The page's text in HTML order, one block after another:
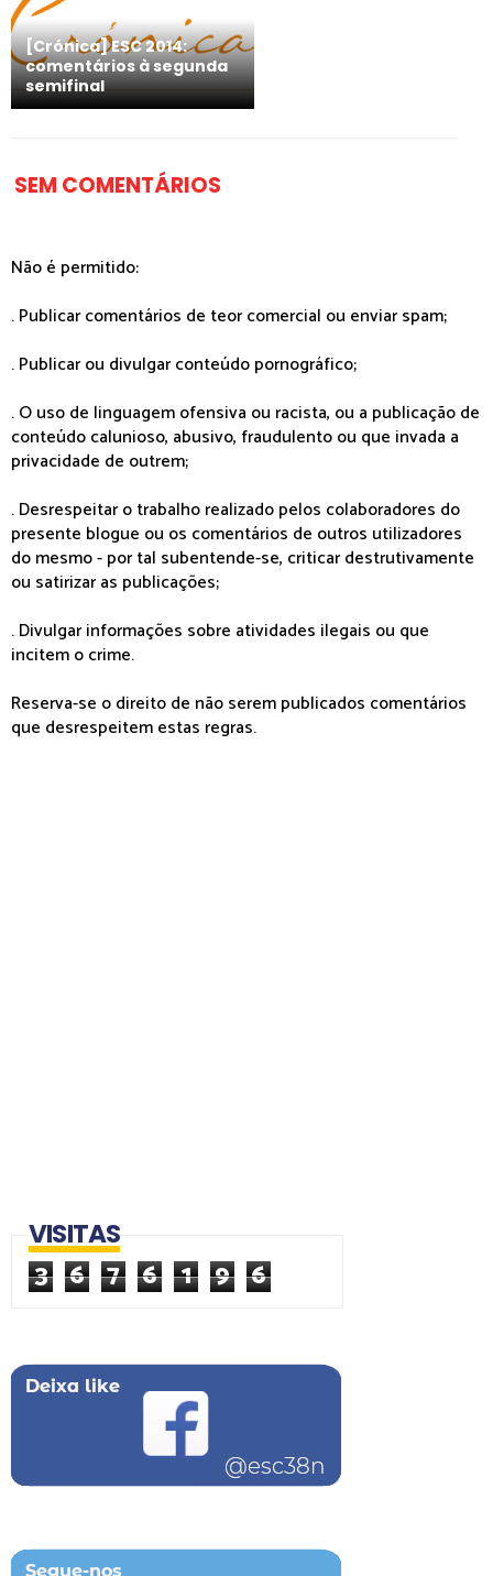
[Crónica] ESC 2014:
comentários à segunda
semifinal
SEM COMENTÁRIOS
Não é permitido:
. Publicar comentários de teor comercial ou enviar spam;
. Publicar ou divulgar conteúdo pornográfico;
. O uso de linguagem ofensiva ou racista, ou a publicação de
conteúdo calunioso, abusivo, fraudulento ou que invada a
privacidade de outrem;
. Desrespeitar o trabalho realizado pelos colaboradores do
presente blogue ou os comentários de outros utilizadores
do mesmo - por tal subentende-se, criticar destrutivamente
ou satirizar as publicações;
. Divulgar informações sobre atividades ilegais ou que
incitem o crime.
Reserva-se o direito de não serem publicados comentários
que desrespeitem estas regras.
VISITAS
3 6 7 6 1 9 6